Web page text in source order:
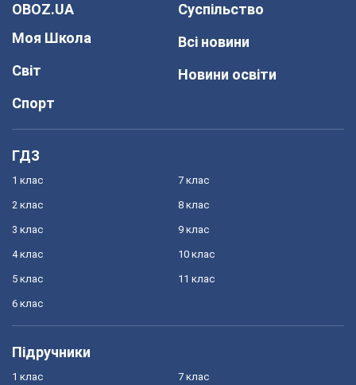
OBOZ.UA
Моя Школа
Світ
Спорт
Суспільство
Всі новини
Новини освіти
ГДЗ
1 клас
2 клас
3 клас
4 клас
5 клас
6 клас
7 клас
8 клас
9 клас
10 клас
11 клас
Підручники
1 клас 7 клас